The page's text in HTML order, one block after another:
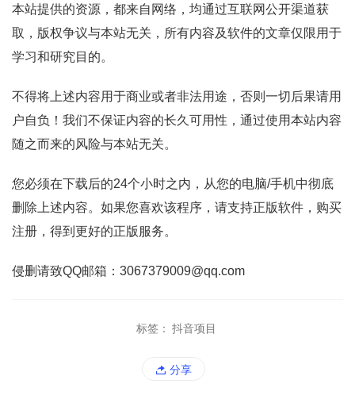
本站提供的资源，都来自网络，均通过互联网公开渠道获
取，版权争议与本站无关，所有内容及软件的文章仅限用于
学习和研究目的。
不得将上述内容用于商业或者非法用途，否则一切后果请用
户自负！我们不保证内容的长久可用性，通过使用本站内容
随之而来的风险与本站无关。
您必须在下载后的24个小时之内，从您的电脑/手机中彻底
删除上述内容。如果您喜欢该程序，请支持正版软件，购买
注册，得到更好的正版服务。
侵删请致QQ邮箱：3067379009@qq.com
标签： 抖音项目
分享